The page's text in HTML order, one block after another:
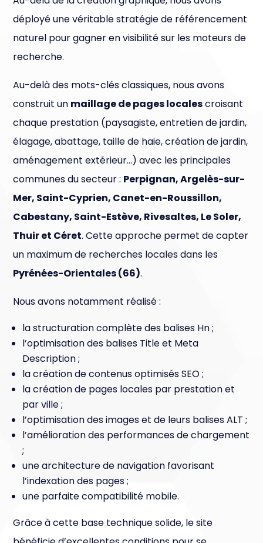
déployé une véritable stratégie de référencement
naturel pour gagner en visibilité sur les moteurs de
recherche.
Au-delà des mots-clés classiques, nous avons
construit un maillage de pages localescroisant
chaque prestation (paysagiste, entretien de jardin,
élagage, abattage, taille de haie, création de jardin,
aménagement extérieur…) avec les principales
communes du secteur : Perpignan, Argelès-sur-
Mer, Saint-Cyprien, Canet-en-Roussillon,
Cabestany, Saint-Estève, Rivesaltes, Le Soler,
Thuir et Céret. Cette approche permet de capter
un maximum de recherches locales dans les
Pyrénées-Orientales (66).
Nous avons notamment réalisé :
la structuration complète des balises Hn ;
l’optimisation des balises Title et Meta
Description ;
la création de contenus optimisés SEO ;
la création de pages locales par prestation et
par ville ;
l’optimisation des images et de leurs balises ALT ;
l’amélioration des performances de chargement
;
une architecture de navigation favorisant
l’indexation des pages ;
une parfaite compatibilité mobile.
Grâce à cette base technique solide, le site